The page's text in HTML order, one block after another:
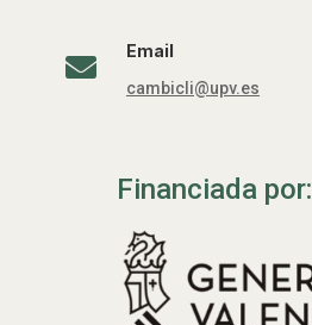

Email
cambicli@upv.es
Financiada por: